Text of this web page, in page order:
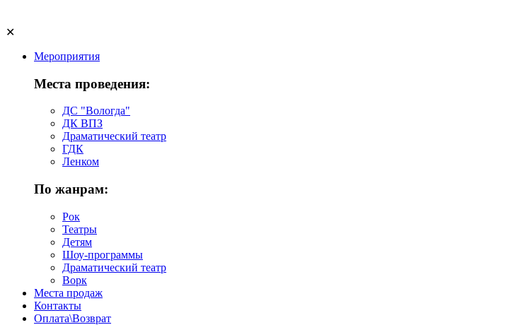
✕
Мероприятия
Места проведения:
ДС "Вологда"
ДК ВПЗ
Драматический театр
ГДК
Ленком
По жанрам:
Рок
Театры
Детям
Шоу-программы
Драматический театр
Ворк
Места продаж
Контакты
Оплата\Возврат